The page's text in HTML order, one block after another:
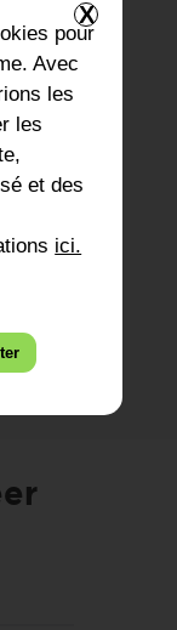
X
pour
Avec
les
les
et des
ici.